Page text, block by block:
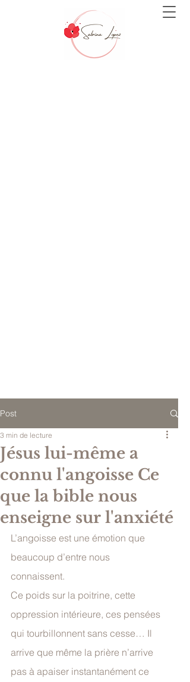
Post
Jésus lui-même a
connu l'angoisse Ce
que la bible nous
enseigne sur l'anxiété
3 min de lecture
L’angoisse est une émotion que
beaucoup d’entre nous
connaissent.
Ce poids sur la poitrine, cette
oppression intérieure, ces pensées
qui tourbillonnent sans cesse… Il
arrive que même la prière n’arrive
pas à apaiser instantanément ce